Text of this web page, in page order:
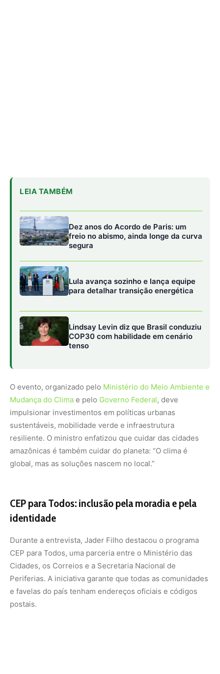
O evento, organizado pelo Ministério do Meio Ambiente e
Mudança do Climae peloGoverno Federal, deve
impulsionar investimentos em políticas urbanas
sustentáveis, mobilidade verde e infraestrutura
resiliente. O ministro enfatizou que cuidar das cidades
amazônicas é também cuidar do planeta: “O clima é
CEP para Todos: inclusão pela moradia e pela
CEP para Todos, uma parceria entre o Ministério das
Cidades, os Correios e a Secretaria Nacional de
Periferias. A iniciativa garante que todas as comunidades
e favelas do país tenham endereços oficiais e códigos
postais.